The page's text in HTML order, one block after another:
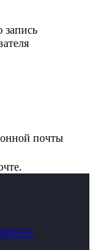
запись
почты